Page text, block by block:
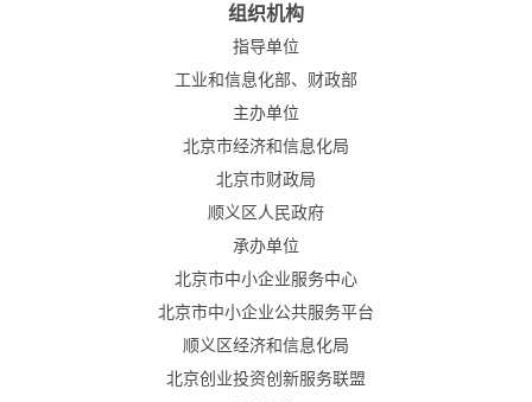
组织机构
指导单位
工业和信息化部、财政部
主办单位
北京市经济和信息化局
北京市财政局
顺义区人民政府
承办单位
北京市中小企业服务中心
北京市中小企业公共服务平台
顺义区经济和信息化局
北京创业投资创新服务联盟